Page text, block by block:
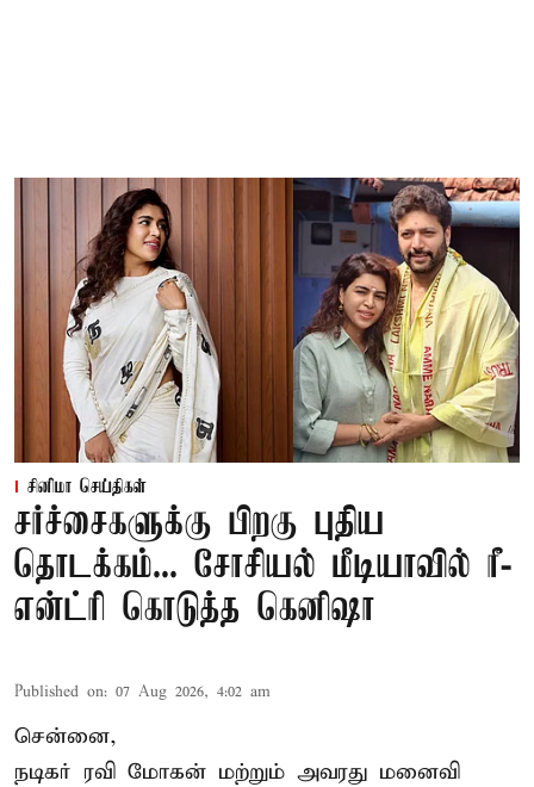
சினிமா செய்திகள்
சர்ச்சைகளுக்கு பிறகு புதிய
தொடக்கம்... சோசியல் மீடியாவில் ரீ-
என்ட்ரி கொடுத்த கெனிஷா
Published on: 07 Aug 2026, 4:02 am
சென்னை,
நடிகர் ரவி மோகன் மற்றும் அவரது மனைவி